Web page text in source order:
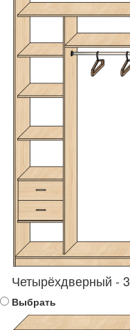
Четырёхдверный - 3
Выбрать